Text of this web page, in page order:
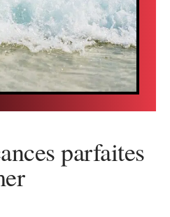
parfaites